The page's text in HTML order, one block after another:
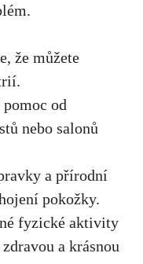
že můžete
od
nebo salonů
a přírodní
pokožky.
fyzické aktivity
a krásnou